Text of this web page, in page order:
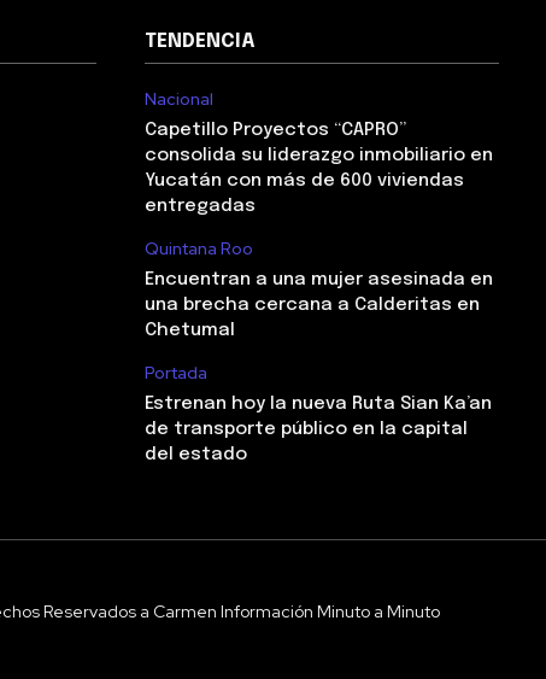
TENDENCIA
Nacional
Capetillo Proyectos “CAPRO”
consolida su liderazgo inmobiliario en
Yucatán con más de 600 viviendas
entregadas
Quintana Roo
Encuentran a una mujer asesinada en
una brecha cercana a Calderitas en
Chetumal
Portada
Estrenan hoy la nueva Ruta Sian Ka’an
de transporte público en la capital
del estado
Reservados a Carmen Información Minuto a Minuto